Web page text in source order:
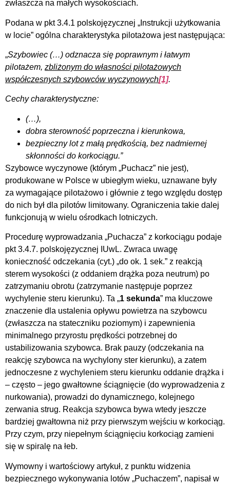
zwłaszcza na małych wysokościach.
Podana w pkt 3.4.1 polskojęzycznej „Instrukcji użytkowania
w locie” ogólna charakterystyka pilotażowa jest następująca:
„Szybowiec (…) odznacza się poprawnym i łatwym
pilotażem, zbliżonym do własności pilotażowych
współczesnych szybowców wyczynowych[1].
Cechy charakterystyczne:
(…),
dobra sterowność poprzeczna i kierunkowa,
bezpieczny lot z małą prędkością, bez nadmiernej
skłonności do korkociągu.”
Szybowce wyczynowe (którym „Puchacz” nie jest),
produkowane w Polsce w ubiegłym wieku, uznawane były
za wymagające pilotażowo i głównie z tego względu dostęp
do nich był dla pilotów limitowany. Ograniczenia takie dalej
funkcjonują w wielu ośrodkach lotniczych.
Procedurę wyprowadzania „Puchacza” z korkociągu podaje
pkt 3.4.7. polskojęzycznej IUwL. Zwraca uwagę
konieczność odczekania (cyt.) „do ok. 1 sek.” z reakcją
sterem wysokości (z oddaniem drążka poza neutrum) po
zatrzymaniu obrotu (zatrzymanie następuje poprzez
wychylenie steru kierunku). Ta „1 sekunda” ma kluczowe
znaczenie dla ustalenia opływu powietrza na szybowcu
(zwłaszcza na stateczniku poziomym) i zapewnienia
minimalnego przyrostu prędkości potrzebnej do
ustabilizowania szybowca. Brak pauzy (odczekania na
reakcję szybowca na wychylony ster kierunku), a zatem
jednoczesne z wychyleniem steru kierunku oddanie drążka i
– często – jego gwałtowne ściągnięcie (do wyprowadzenia z
nurkowania), prowadzi do dynamicznego, kolejnego
zerwania strug. Reakcja szybowca bywa wtedy jeszcze
bardziej gwałtowna niż przy pierwszym wejściu w korkociąg.
Przy czym, przy niepełnym ściągnięciu korkociąg zamieni
się w spiralę na łeb.
Wymowny i wartościowy artykuł, z punktu widzenia
bezpiecznego wykonywania lotów „Puchaczem”, napisał w